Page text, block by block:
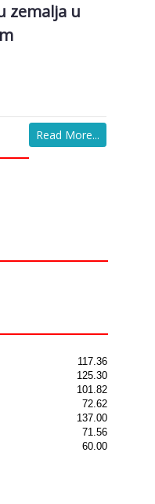
zemalja u
Read More...